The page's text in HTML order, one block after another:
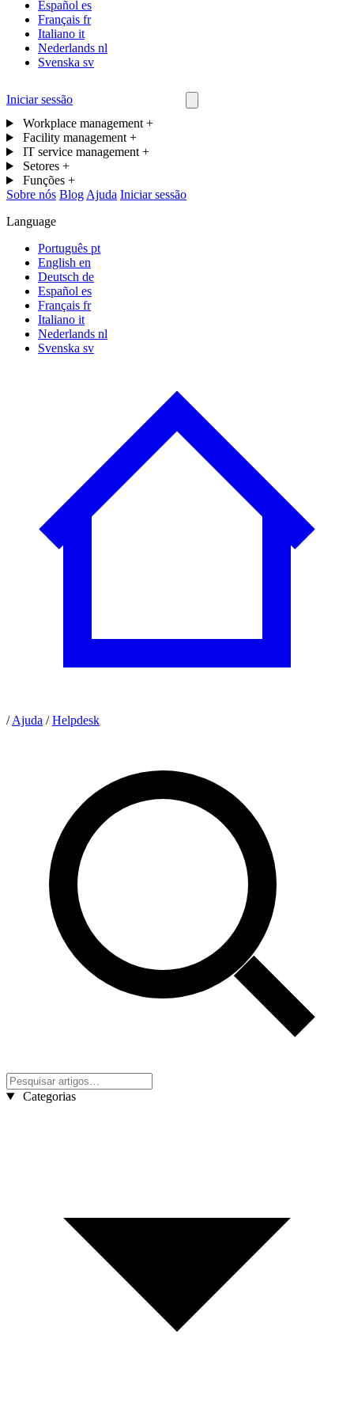
Español es
Français fr
Italiano it
Nederlands nl
Svenska sv
Iniciar sessão
Workplace management +
Facility management +
IT service management +
Setores +
Funções +
Sobre nós Blog Ajuda Iniciar sessão
Language
Português pt
English en
Deutsch de
Español es
Français fr
Italiano it
Nederlands nl
Svenska sv
/ Ajuda / Helpdesk
Categorias